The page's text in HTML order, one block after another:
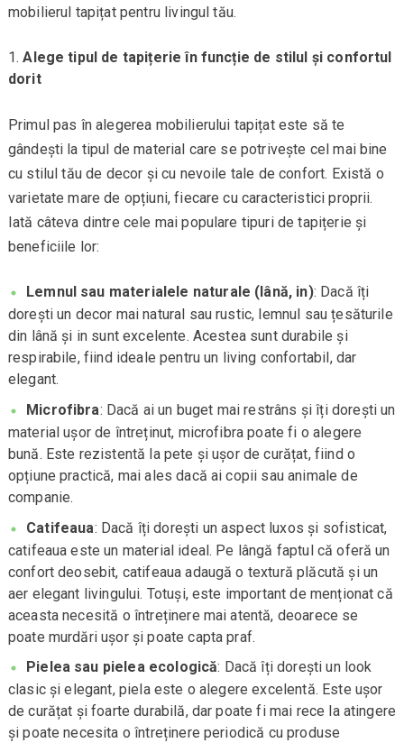
mobilierul tapițat pentru livingul tău.
Alege tipul de tapițerie în funcție de stilul și confortul
dorit
Primul pas în alegerea mobilierului tapițat este să te
gândești la tipul de material care se potrivește cel mai bine
cu stilul tău de decor și cu nevoile tale de confort. Există o
varietate mare de opțiuni, fiecare cu caracteristici proprii.
Iată câteva dintre cele mai populare tipuri de tapițerie și
beneficiile lor:
Lemnul sau materialele naturale (lână, in): Dacă îți
dorești un decor mai natural sau rustic, lemnul sau țesăturile
din lână și in sunt excelente. Acestea sunt durabile și
respirabile, fiind ideale pentru un living confortabil, dar
elegant.
Microfibra: Dacă ai un buget mai restrâns și îți dorești un
material ușor de întreținut, microfibra poate fi o alegere
bună. Este rezistentă la pete și ușor de curățat, fiind o
opțiune practică, mai ales dacă ai copii sau animale de
companie.
Catifeaua: Dacă îți dorești un aspect luxos și sofisticat,
catifeaua este un material ideal. Pe lângă faptul că oferă un
confort deosebit, catifeaua adaugă o textură plăcută și un
aer elegant livingului. Totuși, este important de menționat că
aceasta necesită o întreținere mai atentă, deoarece se
poate murdări ușor și poate capta praf.
Pielea sau pielea ecologică: Dacă îți dorești un look
clasic și elegant, piela este o alegere excelentă. Este ușor
de curățat și foarte durabilă, dar poate fi mai rece la atingere
și poate necesita o întreținere periodică cu produse